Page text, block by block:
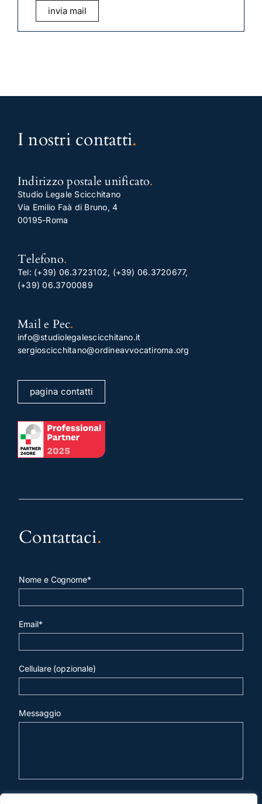
invia mail
I nostri contatti.
Indirizzo postale unificato.
Studio Legale Scicchitano
Via Emilio Faà di Bruno, 4
00195-Roma
Telefono.
Tel: (+39) 06.3723102, (+39) 06.3720677,
(+39) 06.3700089
Mail e Pec.
info@studiolegalescicchitano.it
sergioscicchitano@ordineavvocatiroma.org
pagina contatti
Contattaci.
Nome e Cognome*
Email*
Cellulare (opzionale)
Messaggio